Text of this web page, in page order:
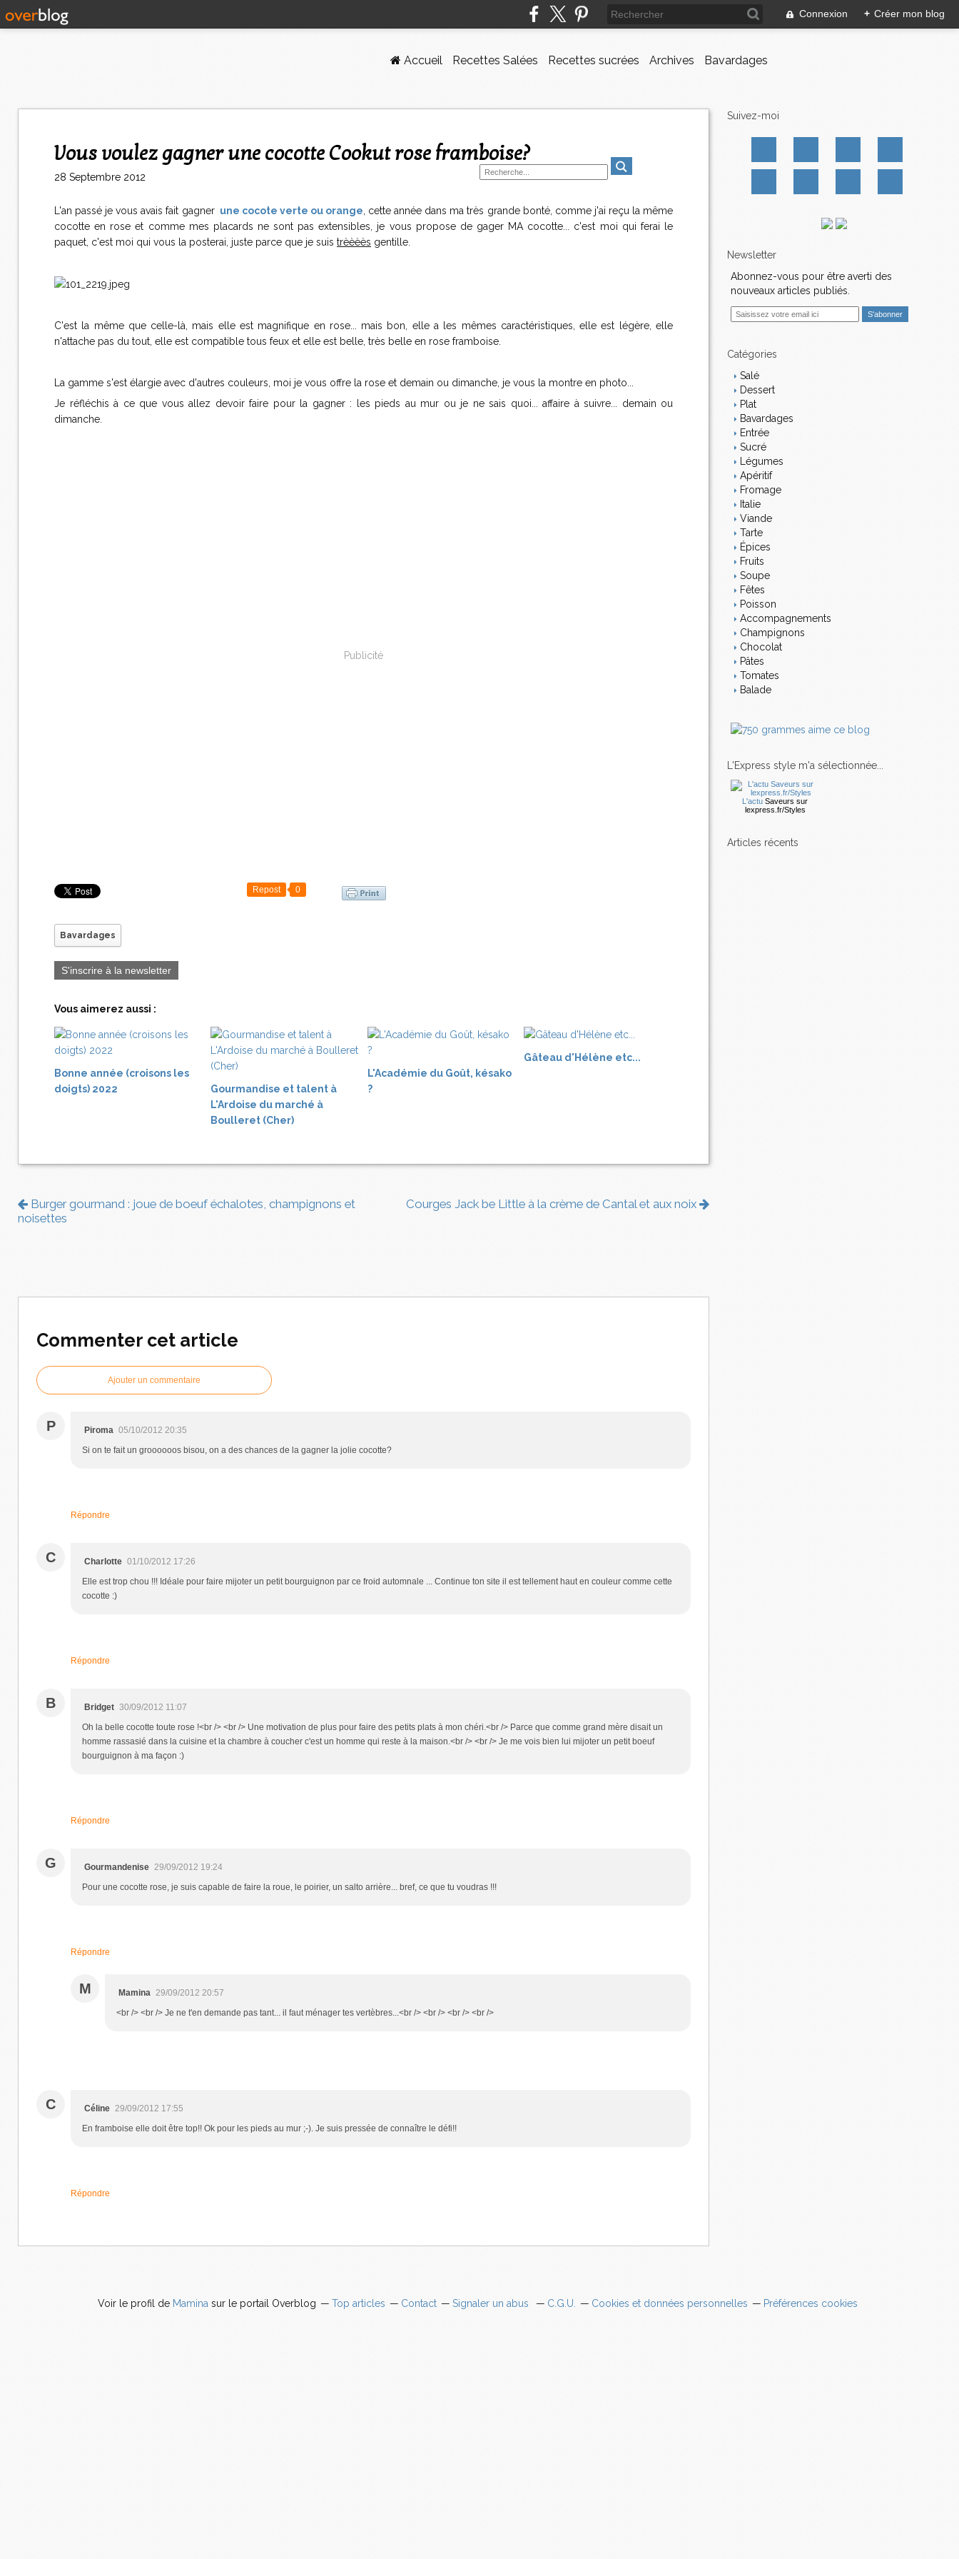
Connexion + Créer mon blog
Accueil Recettes Salées Recettes sucrées Archives Bavardages
Vous voulez gagner une cocotte Cookut rose framboise?
28 Septembre 2012
L'an passé je vous avais fait gagner une cocote verte ou orange , cette année dans ma très grande bonté, comme j'ai reçu la même
cocotte en rose et comme mes placards ne sont pas extensibles, je vous propose de gager MA cocotte... c'est moi qui ferai le
paquet, c'est moi qui vous la posterai, juste parce que je suis trèèèès gentille.
C'est la même que celle-là, mais elle est magnifique en rose... mais bon, elle a les mêmes caractéristiques, elle est légère, elle
n'attache pas du tout, elle est compatible tous feux et elle est belle, très belle en rose framboise.
La gamme s'est élargie avec d'autres couleurs, moi je vous offre la rose et demain ou dimanche, je vous la montre en photo...
Je réfléchis à ce que vous allez devoir faire pour la gagner : les pieds au mur ou je ne sais quoi... affaire à suivre... demain ou
dimanche.
Publicité
Repost 0
Bavardages
S'inscrire à la newsletter
Vous aimerez aussi :
Bonne année (croisons les
doigts) 2022
Gourmandise et talent à
L'Ardoise du marché à
Boulleret (Cher)
L'Académie du Goût, késako
?
Gâteau d'Hélène etc...
Burger gourmand : joue de boeuf échalotes, champignons et
noisettes
Courges Jack be Little à la crème de Cantal et aux noix
Commenter cet article
Ajouter un commentaire
P Piroma 05/10/2012 20:35
Si on te fait un groooooos bisou, on a des chances de la gagner la jolie cocotte?
Répondre
C Charlotte 01/10/2012 17:26
Elle est trop chou !!! Idéale pour faire mijoter un petit bourguignon par ce froid automnale ... Continue ton site il est tellement haut en couleur comme cette
cocotte :)
Répondre
B Bridget 30/09/2012 11:07
Oh la belle cocotte toute rose !<br /> <br /> Une motivation de plus pour faire des petits plats à mon chéri.<br /> Parce que comme grand mère disait un
homme rassasié dans la cuisine et la chambre à coucher c'est un homme qui reste à la maison.<br /> <br /> Je me vois bien lui mijoter un petit boeuf
bourguignon à ma façon :)
Répondre
G Gourmandenise 29/09/2012 19:24
Pour une cocotte rose, je suis capable de faire la roue, le poirier, un salto arrière... bref, ce que tu voudras !!!
Répondre
M Mamina
29/09/2012 20:57
<br /> <br /> Je ne t'en demande pas tant... il faut ménager tes vertèbres...<br /> <br /> <br /> <br />
C Céline 29/09/2012 17:55
En framboise elle doit être top!! Ok pour les pieds au mur ;-). Je suis pressée de connaître le défi!!
Répondre
Suivez-moi
Newsletter
Abonnez-vous pour être averti des
nouveaux articles publiés.
i Catégories
Salé
Dessert
Plat
Bavardages
Entrée
Sucré
Légumes
Apéritif
Fromage
Italie
Viande
Tarte
Épices
Fruits
Soupe
Fêtes
Poisson
Accompagnements
Champignons
Chocolat
Pâtes
Tomates
Balade
L'Express style m'a sélectionnée...
L'actu Saveurs sur
lexpress.fr/Styles
articles récents
Voir le profil de Mamina sur le portail Overblog Top articles Contact Signaler un abus C.G.U. Cookies et données personnelles Préférences cookies